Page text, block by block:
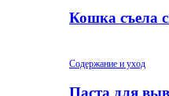
Кошка съела
Содержание и уход